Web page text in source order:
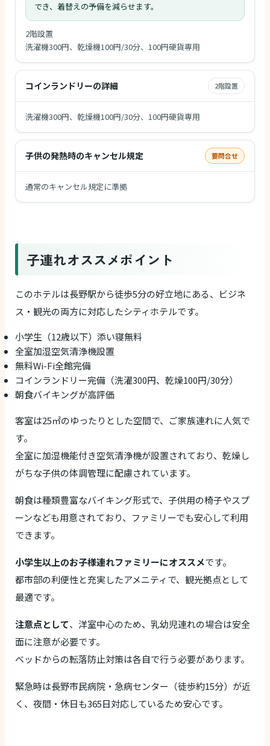
でき、着替えの予備を減らせます。
2階設置
洗濯機300円、乾燥機100円/30分、100円硬貨専用
コインランドリーの詳細 2階設置
洗濯機300円、乾燥機100円/30分、100円硬貨専用
子供の発熱時のキャンセル規定 要問合せ
通常のキャンセル規定に準拠
子連れオススメポイント
このホテルは長野駅から徒歩5分の好立地にある、ビジネ
ス・観光の両方に対応したシティホテルです。
小学生（12歳以下）添い寝無料
全室加湿空気清浄機設置
無料Wi-Fi全館完備
コインランドリー完備（洗濯300円、乾燥100円/30分）
朝食バイキングが高評価
客室は25㎡のゆったりとした空間で、ご家族連れに人気で
す。
全室に加湿機能付き空気清浄機が設置されており、乾燥し
がちな子供の体調管理に配慮されています。
朝食は種類豊富なバイキング形式で、子供用の椅子やスプ
ーンなども用意されており、ファミリーでも安心して利用
できます。
小学生以上のお子様連れファミリーにオススメです。
都市部の利便性と充実したアメニティで、観光拠点として
最適です。
注意点として、洋室中心のため、乳幼児連れの場合は安全
面に注意が必要です。
ベッドからの転落防止対策は各自で行う必要があります。
緊急時は長野市民病院・急病センター（徒歩約15分）が近
く、夜間・休日も365日対応しているため安心です。